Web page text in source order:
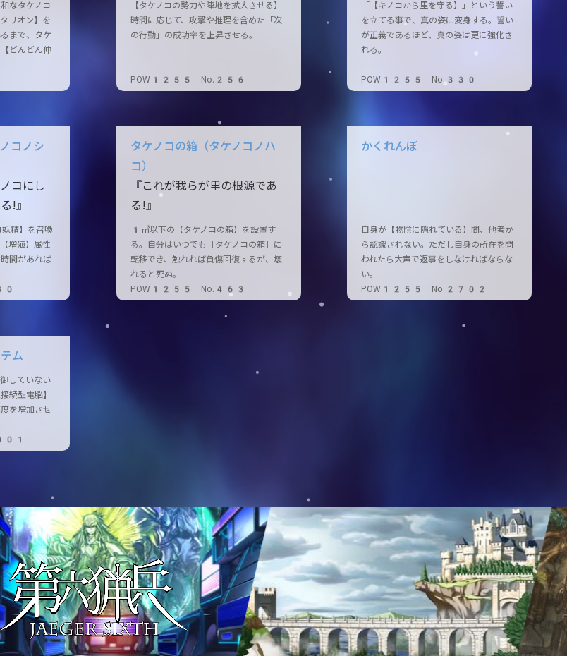
なタケノコ
リオン】を
まで、タケ
どんどん伸
【タケノコの勢力や陣地を拡大させる】
時間に応じて、攻撃や推理を含めた「次
の行動」の成功率を上昇させる。
POW1255 No.256
「【キノコから里を守る】」という誓い
を立てる事で、真の姿に変身する。誓い
が正義であるほど、真の姿は更に強化さ
れる。
POW1255 No.330
コノシ
コにし
!』
精】を召喚
増殖】属性
間があれば
タケノコの箱（タケノコノハ
コ）
『これが我らが里の根源であ
る!』
1㎥以下の【タケノコの箱】を設置す
る。自分はいつでも［タケノコの箱］に
転移でき、触れれば負傷回復するが、壊
れると死ぬ。
POW1255 No.463
かくれんぼ
自身が【物陰に隠れている】間、他者か
ら認識されない。ただし自身の所在を問
われたら大声で返事をしなければならな
い。
POW1255 No.2702
ム
していない
続型電脳】
を増加させ